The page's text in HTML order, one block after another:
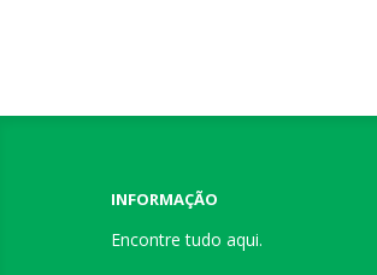
INFORMAÇÃO
Encontre tudo aqui.